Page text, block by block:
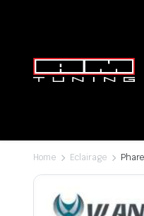
Home Eclairage